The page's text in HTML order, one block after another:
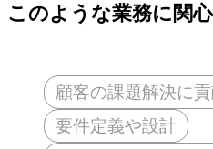
このような業務に関
顧客の課題解決に
要件定義や設計